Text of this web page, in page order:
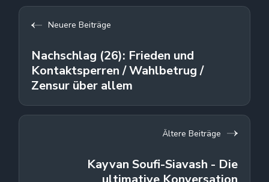
Neuere Beiträge
Nachschlag (26): Frieden und
Kontaktsperren / Wahlbetrug /
Zensur über allem
Ältere Beiträge
Kayvan Soufi-Siavash - Die